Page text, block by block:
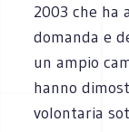
2003 che ha
domanda e
un ampio
hanno
volontaria